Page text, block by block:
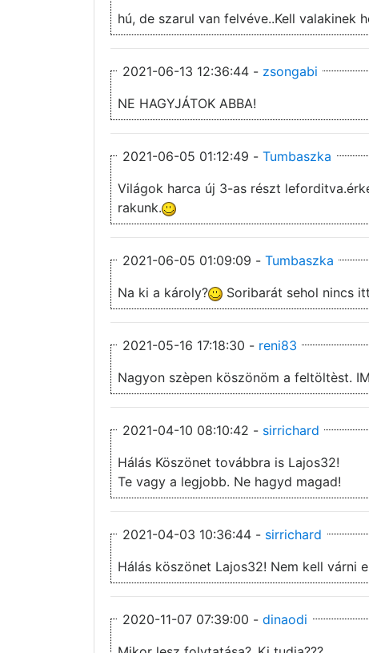
hú, de szarul van felvéve..Kell valakinek
2021-06-13 12:36:44 - zsongabi
NE HAGYJÁTOK ABBA!
2021-06-05 01:12:49 - Tumbaszka
Világok harca új 3-as részt
rakunk.
2021-06-05 01:09:09 - Tumbaszka
Na ki a károly? Soribarát sehol nincs
2021-05-16 17:18:30 - reni83
Nagyon szèpen köszönöm a feltöltèst.
2021-04-10 08:10:42 - sirrichard
Hálás Köszönet továbbra is Lajos32!
Te vagy a legjobb. Ne hagyd magad!
2021-04-03 10:36:44 - sirrichard
Hálás köszönet Lajos32! Nem kell várni
2020-11-07 07:39:00 - dinaodi